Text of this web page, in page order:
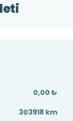
0,00 ₺
303918 km